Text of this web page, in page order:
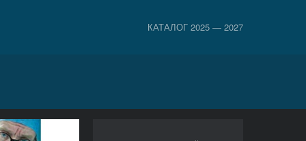
КАТАЛОГ 2025 — 2027